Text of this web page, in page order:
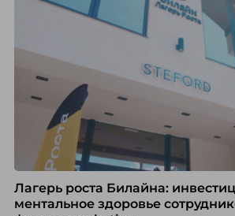
Лагерь роста Билайна:
ментальное здоровье